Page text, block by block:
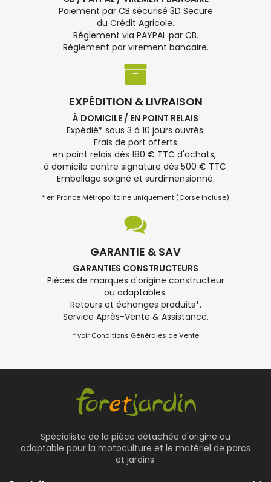
Paiement par CB sécurisé 3D Secure
du Crédit Agricole.
Règlement via PAYPAL par CB.
Règlement par virement bancaire.
EXPÉDITION & LIVRAISON
À DOMICILE / EN POINT RELAIS
Expédié* sous 3 à 10 jours ouvrés.
Frais de port offerts
en point relais dès 180 € TTC d'achats,
à domicile contre signature dès 500 € TTC.
Emballage soigné et surdimensionné.
* en France Métropolitaine uniquement (Corse incluse)
GARANTIE & SAV
GARANTIES CONSTRUCTEURS
Pièces de marques d'origine constructeur
ou adaptables.
Retours et échanges produits*.
Service Après-Vente & Assistance.
* voir Conditions Générales de Vente
Spécialiste de la pièce détachée d'origine ou
adaptable pour la motoculture et le matériel de parcs
et jardins.